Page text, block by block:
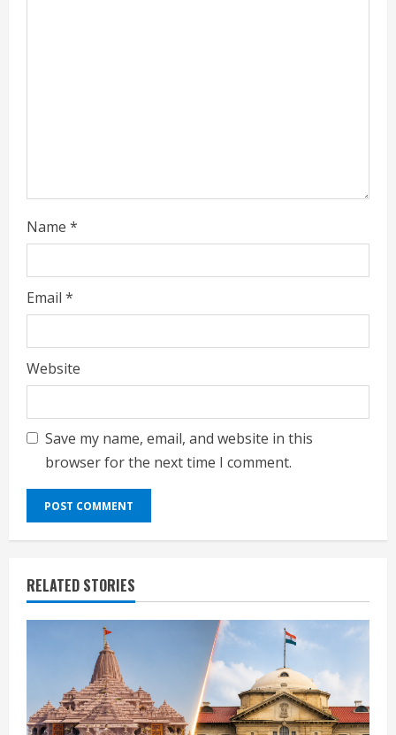
Name *
Email *
Website
Save my name, email, and website in this
browser for the next time I comment.
RELATED STORIES